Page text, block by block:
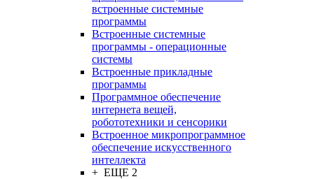
встроенные системные
программы
Встроенные системные
программы - операционные
системы
Встроенные прикладные
программы
Программное обеспечение
интернета вещей,
робототехники и сенсорики
Встроенное микропрограммное
обеспечение искусственного
интеллекта
+ ЕЩЕ 2